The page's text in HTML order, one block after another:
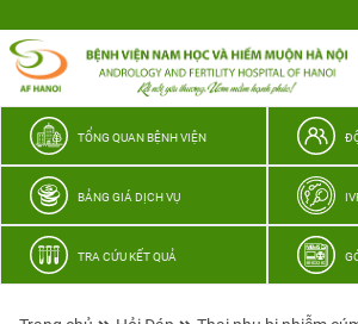
thương
TỔNG QUAN BỆNH VIỆN
BẢNG GIÁ DỊCH VỤ
TRA CỨU KẾT QUẢ